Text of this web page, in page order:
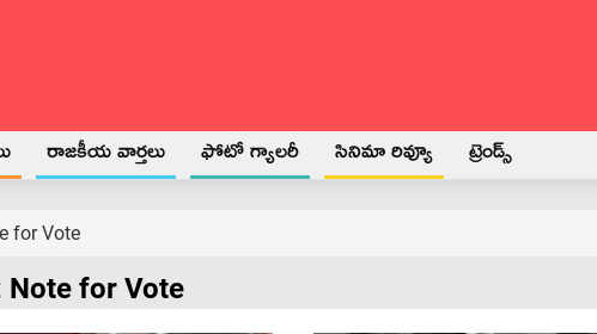
రాజకీయ వార్తలు ఫోటో గ్యాలరీ సినిమా రివ్యూ ట్రెండ్స్
for Vote
Note for Vote